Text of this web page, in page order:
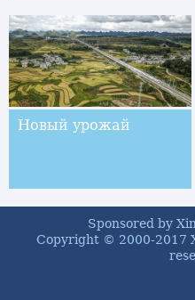
Новый урожай
Sponsored by
Copyright © 2000-2017